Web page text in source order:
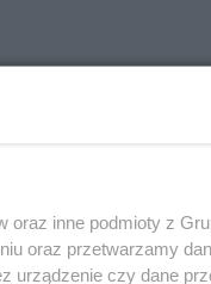
oraz inne podmioty z
oraz przetwarzamy
urządzenie czy dane